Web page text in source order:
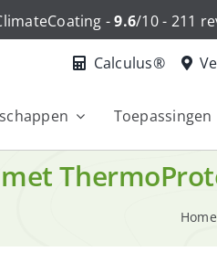
-9.6/10 - 211
Calculus®
Toepassingen
Home